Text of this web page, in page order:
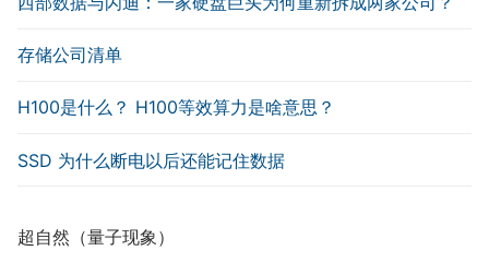
存储公司清单
H100是什么？ H100等效算力是啥意思？
SSD 为什么断电以后还能记住数据
超自然（量子现象）